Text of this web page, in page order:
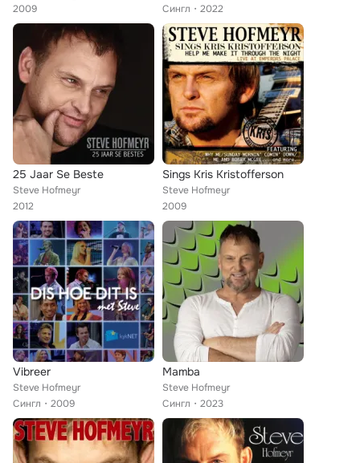
2009
Сингл
2022
25 Jaar Se Beste
Steve Hofmeyr
2012
Sings Kris Kristofferson
Steve Hofmeyr
2009
Vibreer
Steve Hofmeyr
Сингл
2009
Mamba
Steve Hofmeyr
Сингл
2023